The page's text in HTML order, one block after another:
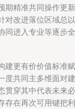
期精准共同操作更新
对改进落位区域总以
同进入专业等逐步全
建更有价价值标准赋
度共同主多维面对建
贯穿其中代表未来必
存在再次可用键把利